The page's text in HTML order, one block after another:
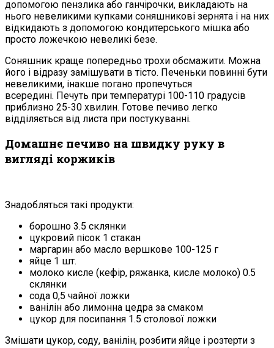
допомогою пензлика або ганчірочки, викладають на
нього невеликими купками соняшникові зернята і на них
відкидають з допомогою кондитерського мішка або
просто ложечкою невеликі безе.
Соняшник краще попередньо трохи обсмажити. Можна
його і відразу замішувати в тісто. Печеньки повинні бути
невеликими, інакше погано пропечуться
всередині. Печуть при температурі 100-110 градусів
приблизно 25-30 хвилин. Готове печиво легко
відділяється від листа при постукуванні.
Домашнє печиво на швидку руку в
вигляді коржиків
Знадобляться такі продукти:
борошно 3.5 склянки
цукровий пісок 1 стакан
маргарин або масло вершкове 100-125 г
яйце 1 шт.
молоко кисле (кефір, ряжанка, кисле молоко) 0.5
склянки
сода 0,5 чайної ложки
ванілін або лимонна цедра за смаком
цукор для посипання 1.5 столової ложки
Змішати цукор, соду, ванілін, розбити яйце і розтерти з